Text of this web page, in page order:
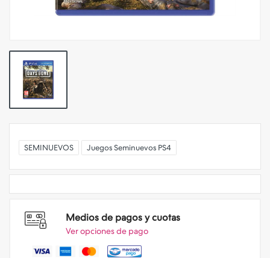
SEMINUEVOS Juegos Seminuevos PS4
Medios de pagos y cuotas
Ver opciones de pago